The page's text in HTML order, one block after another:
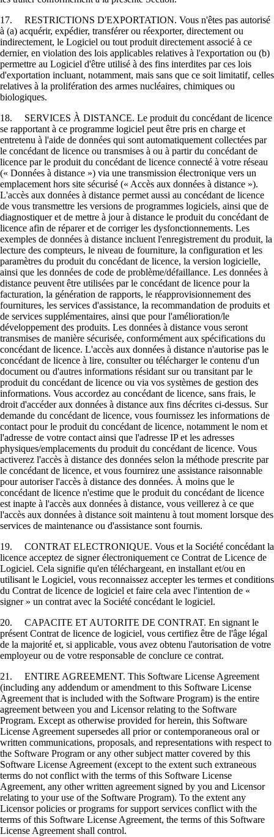
17. RESTRICTIONS D'EXPORTATION. Vous n'êtes pas autorisé
à (a) acquérir, expédier, transférer ou réexporter, directement ou
indirectement, le Logiciel ou tout produit directement associé à ce
dernier, en violation des lois applicables relatives à l'exportation ou (b)
permettre au Logiciel d'être utilisé à des fins interdites par ces lois
d'exportation incluant, notamment, mais sans que ce soit limitatif, celles
relatives à la prolifération des armes nucléaires, chimiques ou
biologiques.
18. SERVICES À DISTANCE. Le produit du concédant de licence
se rapportant à ce programme logiciel peut être pris en charge et
entretenu à l'aide de données qui sont automatiquement collectées par
le concédant de licence ou transmises à ou à partir du concédant de
licence par le produit du concédant de licence connecté à votre réseau
(« Données à distance ») via une transmission électronique vers un
emplacement hors site sécurisé (« Accès aux données à distance »).
L'accès aux données à distance permet aussi au concédant de licence
de vous transmettre les versions de programmes logiciels, ainsi que de
diagnostiquer et de mettre à jour à distance le produit du concédant de
licence afin de réparer et de corriger les dysfonctionnements. Les
exemples de données à distance incluent l'enregistrement du produit, la
lecture des compteurs, le niveau de fourniture, la configuration et les
paramètres du produit du concédant de licence, la version logicielle,
ainsi que les données de code de problème/défaillance. Les données à
distance peuvent être utilisées par le concédant de licence pour la
facturation, la génération de rapports, le réapprovisionnement des
fournitures, les services d'assistance, la recommandation de produits et
de services supplémentaires, ainsi que pour l'amélioration/le
développement des produits. Les données à distance vous seront
transmises de manière sécurisée, conformément aux spécifications du
concédant de licence. L'accès aux données à distance n'autorise pas le
concédant de licence à lire, consulter ou télécharger le contenu d'un
document ou d'autres informations résidant sur ou transitant par le
produit du concédant de licence ou via vos systèmes de gestion des
informations. Vous accordez au concédant de licence, sans frais, le
droit d'accéder aux données à distance aux fins décrites ci-dessus. Sur
demande du concédant de licence, vous fournissez les informations de
contact pour le produit du concédant de licence, notamment le nom et
l'adresse de votre contact ainsi que l'adresse IP et les adresses
physiques/emplacements du produit du concédant de licence. Vous
activerez l'accès à distance des données selon la méthode prescrite par
le concédant de licence, et vous fournirez une assistance raisonnable
pour autoriser l'accès à distance des données. À moins que le
concédant de licence n'estime que le produit du concédant de licence
est inapte à l'accès aux données à distance, vous veillerez à ce que
l'accès aux données à distance soit maintenu à tout moment lorsque des
services de maintenance ou d'assistance sont fournis.
19. CONTRAT ELECTRONIQUE. Vous et la Société concédant la
licence acceptez de signer électroniquement ce Contrat de Licence de
Logiciel. Cela signifie qu'en téléchargeant, en installant et/ou en
utilisant le Logiciel, vous reconnaissez accepter les termes et conditions
du Contrat de licence de logiciel et faire cela avec l'intention de «
signer » un contrat avec la Société concédant le logiciel.
20. CAPACITE ET AUTORITE DE CONTRAT. En signant le
présent Contrat de licence de logiciel, vous certifiez être de l'âge légal
de la majorité et, si applicable, vous avez obtenu l'autorisation de votre
employeur ou de votre responsable de conclure ce contrat.
21. ENTIRE AGREEMENT. This Software License Agreement
(including any addendum or amendment to this Software License
Agreement that is included with the Software Program) is the entire
agreement between you and Licensor relating to the Software
Program. Except as otherwise provided for herein, this Software
License Agreement supersedes all prior or contemporaneous oral or
written communications, proposals, and representations with respect to
the Software Program or any other subject matter covered by this
Software License Agreement (except to the extent such extraneous
terms do not conflict with the terms of this Software License
Agreement, any other written agreement signed by you and Licensor
relating to your use of the Software Program). To the extent any
Licensor policies or programs for support services conflict with the
terms of this Software License Agreement, the terms of this Software
License Agreement shall control.